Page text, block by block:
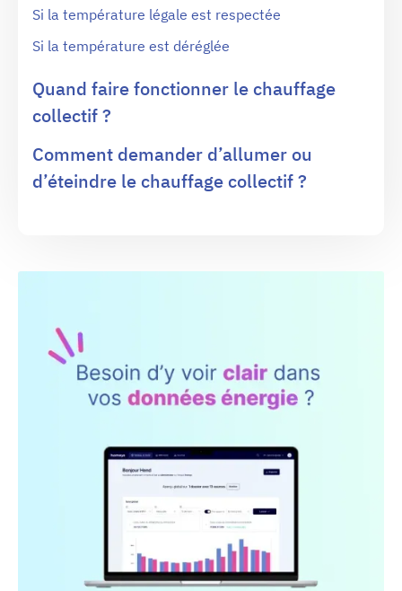
Si la température légale est respectée
Si la température est déréglée
Quand faire fonctionner le chauffage
collectif ?
Comment demander d’allumer ou
d’éteindre le chauffage collectif ?